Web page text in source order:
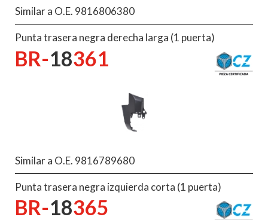
Similar a O.E. 9816806380
Punta trasera negra derecha larga (1 puerta)
BR-18361
Similar a O.E. 9816789680
Punta trasera negra izquierda corta (1 puerta)
BR-18365